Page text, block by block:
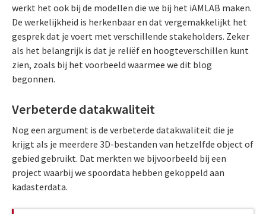
werkt het ook bij de modellen die we bij het iAMLAB maken.
De werkelijkheid is herkenbaar en dat vergemakkelijkt het
gesprek dat je voert met verschillende stakeholders. Zeker
als het belangrijk is dat je reliëf en hoogteverschillen kunt
zien, zoals bij het voorbeeld waarmee we dit blog
begonnen.
Verbeterde datakwaliteit
Nog een argument is de verbeterde datakwaliteit die je
krijgt als je meerdere 3D-bestanden van hetzelfde object of
gebied gebruikt. Dat merkten we bijvoorbeeld bij een
project waarbij we spoordata hebben gekoppeld aan
kadasterdata.